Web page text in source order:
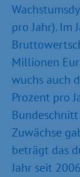
pro Jahr). Im
Millionen
wuchs auch
Prozent pro
Zuwächse
beträgt das
Jahr seit